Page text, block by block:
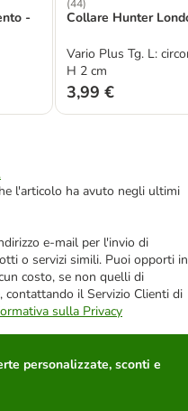
-
(44)
Collare Hunter
Vario Plus Tg. L:
H 2 cm
3,99 €
l'articolo ha avuto negli ultimi
e-mail per l'invio di
o servizi simili. Puoi opporti in
costo, se non quelli di
contattando il Servizio Clienti di
sulla Privacy
personalizzate, sconti e